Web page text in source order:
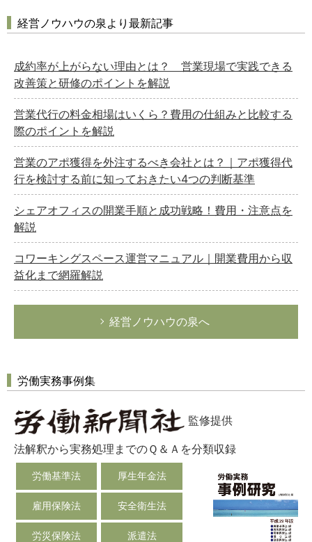
経営ノウハウの泉より最新記事
成約率が上がらない理由とは？ 営業現場で実践できる
改善策と研修のポイントを解説
営業代行の料金相場はいくら？費用の仕組みと比較する
際のポイントを解説
営業のアポ獲得を外注するべき会社とは？｜アポ獲得代
行を検討する前に知っておきたい4つの判断基準
シェアオフィスの開業手順と成功戦略！費用・注意点を
解説
コワーキングスペース運営マニュアル｜開業費用から収
益化まで網羅解説
経営ノウハウの泉へ
労働実務事例集
監修提供
法解釈から実務処理までのＱ＆Ａを分類収録
労働基準法 厚生年金法
雇用保険法 安全衛生法
労災保険法 派遣法